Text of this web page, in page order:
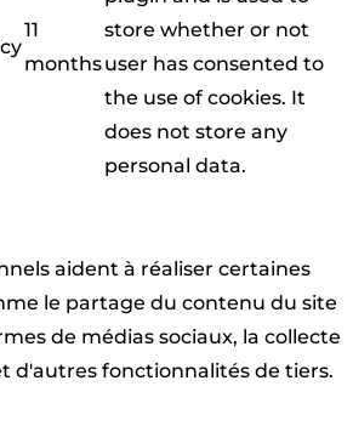
11
months
store whether or not
user has consented to
the use of cookies. It
does not store any
personal data.
aident à réaliser certaines
le partage du contenu du site
de médias sociaux, la collecte
d'autres fonctionnalités de tiers.